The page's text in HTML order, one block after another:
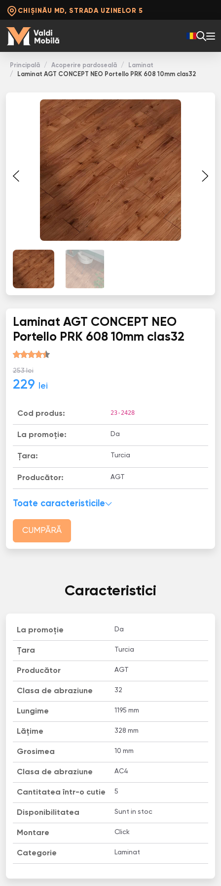
CHIȘINĂU MD, STRADA UZINELOR 5
Principală Acoperire pardoseală
Laminat
Laminat AGT CONCEPT NEO Portello PRK 608 10mm clas32
Laminat AGT CONCEPT NEO
Portello PRK 608 10mm clas32
253 lei
229 lei
Cod produs: 23-2428
La promoție: Da
Țara: Turcia
Producător: AGT
Toate caracteristicile
CUMPĂRĂ
Caracteristici
La promoție Da
Țara Turcia
Producător AGT
Clasa de abraziune 32
Lungime 1195 mm
Lățime 328 mm
Grosimea 10 mm
Clasa de abraziune AC4
Cantitatea într-o cutie 5
Disponibilitatea Sunt in stoc
Montare Click
Categorie Laminat